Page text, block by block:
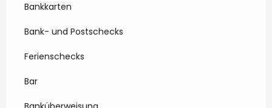
Bankkarten
Bank- und Postschecks
Ferienschecks
Bar